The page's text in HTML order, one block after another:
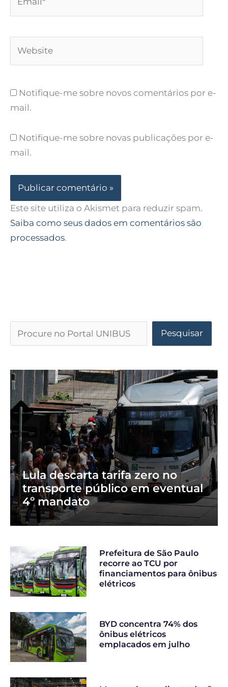
Notifique-me sobre novos comentários por e-
mail.
Notifique-me sobre novas publicações por e-
mail.
Este site utiliza o Akismet para reduzir spam.
Saiba como seus dados em comentários são
processados.
Pesquisar
Lula descarta tarifa zero no
transporte público em eventual
4º mandato
Prefeitura de São Paulo
recorre ao TCU por
financiamentos para ônibus
elétricos
BYD concentra 74% dos
ônibus elétricos
emplacados em julho